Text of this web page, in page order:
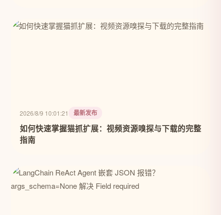
2026/8/9 10:01:21 最新发布
如何快速掌握猫抓扩展：视频资源嗅探与下载的完整
指南